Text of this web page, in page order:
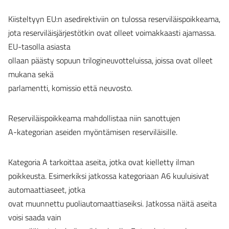
Kiisteltyyn EU:n asedirektiviin on tulossa reserviläispoikkeama,
jota reserviläisjärjestötkin ovat olleet voimakkaasti ajamassa.
EU-tasolla asiasta
ollaan päästy sopuun trilogineuvotteluissa, joissa ovat olleet
mukana sekä
parlamentti, komissio että neuvosto.
Reserviläispoikkeama mahdollistaa niin sanottujen
A-kategorian aseiden myöntämisen reserviläisille.
Kategoria A tarkoittaa aseita, jotka ovat kielletty ilman
poikkeusta. Esimerkiksi jatkossa kategoriaan A6 kuuluisivat
automaattiaseet, jotka
ovat muunnettu puoliautomaattiaseiksi. Jatkossa näitä aseita
voisi saada vain